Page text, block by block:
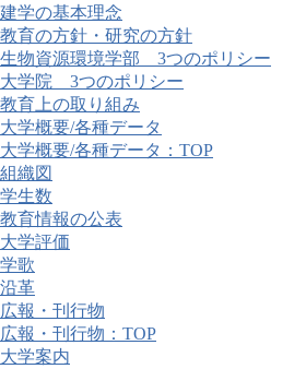
建学の基本理念
教育の方針・研究の方針
生物資源環境学部 3つのポリシー
大学院 3つのポリシー
教育上の取り組み
大学概要/各種データ
大学概要/各種データ：TOP
組織図
学生数
教育情報の公表
大学評価
学歌
沿革
広報・刊行物
広報・刊行物：TOP
大学案内